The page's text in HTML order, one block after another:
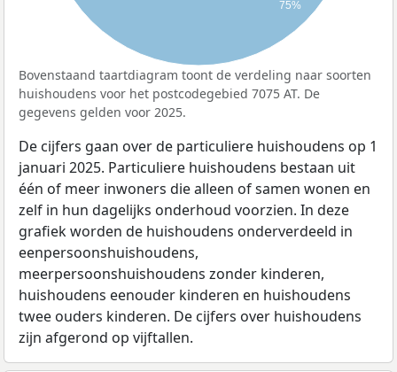
75%
Bovenstaand taartdiagram toont de verdeling naar soorten
huishoudens voor het postcodegebied 7075 AT. De
gegevens gelden voor 2025.
De cijfers gaan over de particuliere huishoudens op 1
januari 2025. Particuliere huishoudens bestaan uit
één of meer inwoners die alleen of samen wonen en
zelf in hun dagelijks onderhoud voorzien. In deze
grafiek worden de huishoudens onderverdeeld in
eenpersoonshuishoudens,
meerpersoonshuishoudens zonder kinderen,
huishoudens eenouder kinderen en huishoudens
twee ouders kinderen. De cijfers over huishoudens
zijn afgerond op vijftallen.